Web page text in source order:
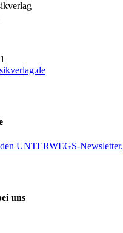
UNTERWEGS-Newsletter.
uns